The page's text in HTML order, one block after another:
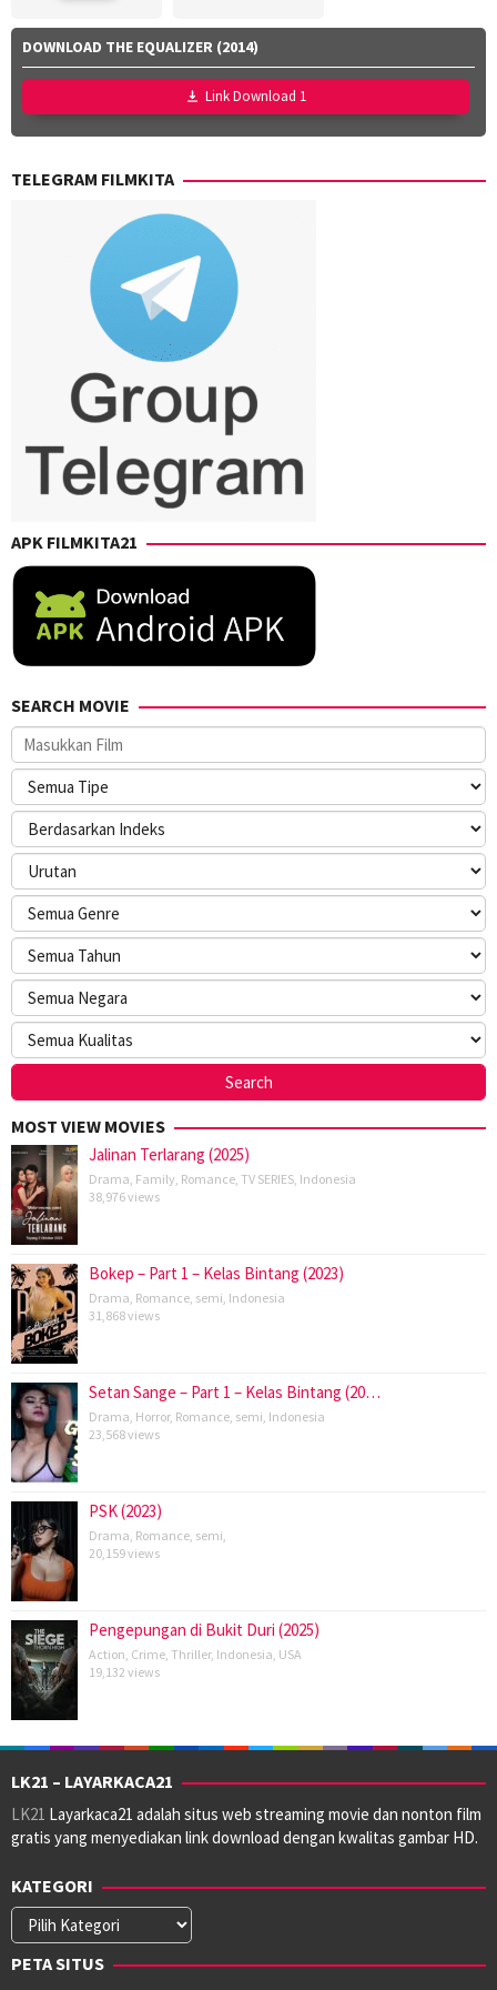
DOWNLOAD THE EQUALIZER (2014)
Link Download 1
TELEGRAM FILMKITA
APK FILMKITA21
SEARCH MOVIE
MOST VIEW MOVIES
Jalinan Terlarang (2025)
Drama Family Romance TV SERIES Indonesia
38,976 views
Bokep – Part 1 – Kelas Bintang (2023)
Drama Romance semi Indonesia
31,868 views
Setan Sange – Part 1 – Kelas Bintang (20…
Drama Horror, Romance semi Indonesia
23,568 views
PSK (2023)
Drama Romance semi
20,159 views
Pengepungan di Bukit Duri (2025)
Action Crime Thriller, Indonesia USA
19,132 views
LK21 – LAYARKACA21
LK21 Layarkaca21 adalah situs web streaming movie dan nonton film
gratis yang menyediakan link download dengan kwalitas gambar HD.
KATEGORI
Kategori
PETA SITUS